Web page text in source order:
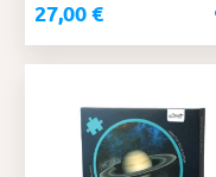
27,00 €